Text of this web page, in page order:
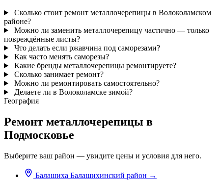
Сколько стоит ремонт металлочерепицы в Волоколамском
районе?
Можно ли заменить металлочерепицу частично — только
повреждённые листы?
Что делать если ржавчина под саморезами?
Как часто менять саморезы?
Какие бренды металлочерепицы ремонтируете?
Сколько занимает ремонт?
Можно ли ремонтировать самостоятельно?
Делаете ли в Волоколамске зимой?
География
Ремонт металлочерепицы в
Подмосковье
Выберите ваш район — увидите цены и условия для него.
Балашиха Балашихинский район →